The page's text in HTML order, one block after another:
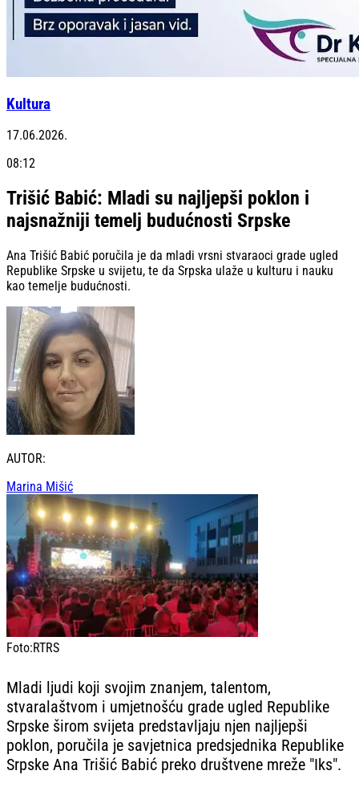
Kultura
17.06.2026.
08:12
Trišić Babić: Mladi su najljepši poklon i
najsnažniji temelj budućnosti Srpske
Ana Trišić Babić poručila je da mladi vrsni stvaraoci grade ugled
Republike Srpske u svijetu, te da Srpska ulaže u kulturu i nauku
kao temelje budućnosti.
AUTOR:
Marina Mišić
Foto:RTRS
Mladi ljudi koji svojim znanjem, talentom,
stvaralaštvom i umjetnošću grade ugled Republike
Srpske širom svijeta predstavljaju njen najljepši
poklon, poručila je savjetnica predsjednika Republike
Srpske Ana Trišić Babić preko društvene mreže "Iks".